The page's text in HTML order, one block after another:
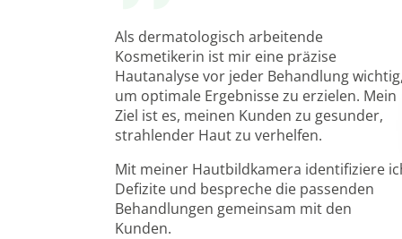
Als dermatologisch arbeitende
Kosmetikerin ist mir eine präzise
Hautanalyse vor jeder Behandlung
um optimale Ergebnisse zu erzielen. Mein
Ziel ist es, meinen Kunden zu gesunder,
strahlender Haut zu verhelfen.
Mit meiner Hautbildkamera identifiziere
Defizite und bespreche die passenden
Behandlungen gemeinsam mit den
Kunden.